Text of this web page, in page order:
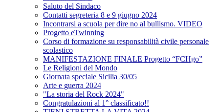
Saluto del Sindaco
Contatti segreteria 8 e 9 giugno 2024
Incontrarsi a scuola per dire no al bullismo. VIDEO
Progetto eTwinning
Corso di formazione su responsabilità civile personale
scolastico
MANIFESTAZIONE FINALE Progetto “FCHgo”
Le Religioni del Mondo
Giornata speciale Sicilia 30/05
Arte e guerra 2024
"La storia del Rock 2024"
Congratulazioni al 1° classificato!!